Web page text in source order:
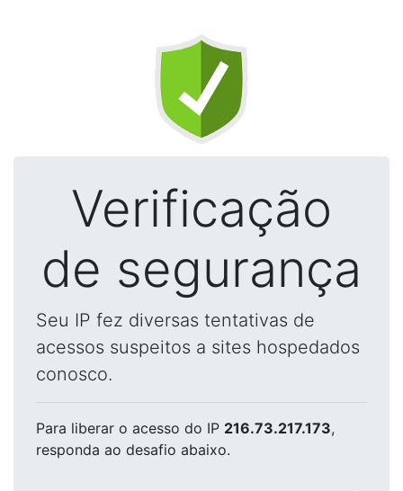
Verificação
de segurança
Seu IP fez diversas tentativas de
acessos suspeitos a sites hospedados
conosco.
Para liberar o acesso do IP 216.73.217.173,
responda ao desafio abaixo.